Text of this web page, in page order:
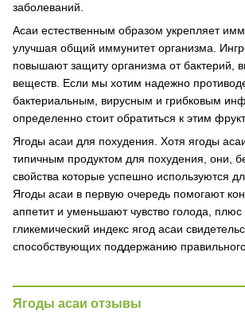
заболеваний.
Асаи естественным образом укрепляет
улучшая общий иммунитет организма.
повышают защиту организма от бактерий,
веществ. Если мы хотим надежно
бактериальным, вирусным и грибковым
определенно стоит обратиться к этим
Ягоды асаи для похудения. Хотя ягоды
типичным продуктом для похудения, они,
свойства которые успешно используются
Ягоды асаи в первую очередь помогают
аппетит и уменьшают чувство голода, плюс
гликемический индекс ягод асаи
способствующих поддержанию
Ягоды асаи отзывы